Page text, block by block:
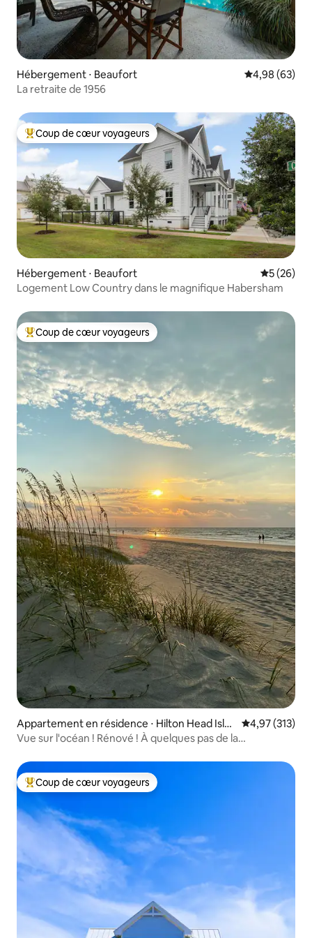
Hébergement ⋅ Beaufort Évaluation
4,98 (63)
La retraite de 1956
Coups de cœur voyageurs les plus appréciés
Coup de cœur voyageurs
Hébergement ⋅ Beaufort
5 (26)
Logement Low Country dans le magnifique Habersham
Coups de cœur voyageurs les plus appréciés
Coup de cœur voyageurs
Appartement en résidence ⋅ Hilton Head Islan
d
Évaluation
4,97 (313)
Vue sur l'océan ! Rénové ! À quelques pas de la
Coups de cœur voyageurs les plus appréciés
Coup de cœur voyageurs